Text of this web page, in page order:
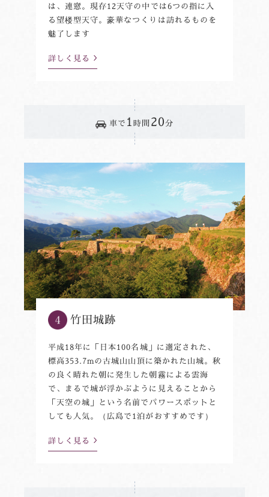
は、連窓。現存12天守の中では6つの指に入
る望楼型天守。豪華なつくりは訪れるものを
魅了します
詳しく見る
車で 1時間20分
竹田城跡
平成18年に「日本100名城」に選定された、
標高353.7mの古城山山頂に築かれた山城。秋
の良く晴れた朝に発生した朝霧による雲海
で、まるで城が浮かぶように見えることから
「天空の城」という名前でパワースポットと
しても人気。（広島で1泊がおすすめです）
詳しく見る